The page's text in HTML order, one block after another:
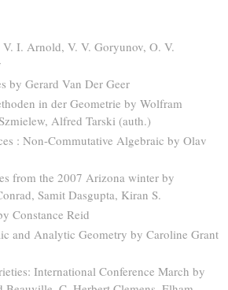
I. Arnold, V. V. Goryunov, O. V.
by Gerard Van Der Geer
in der Geometrie by Wolfram
Alfred Tarski (auth.)
: Non-Commutative Algebraic by Olav
from the 2007 Arizona winter by
Samit Dasgupta, Kiran S.
Constance Reid
and Analytic Geometry by Caroline Grant
International Conference March by